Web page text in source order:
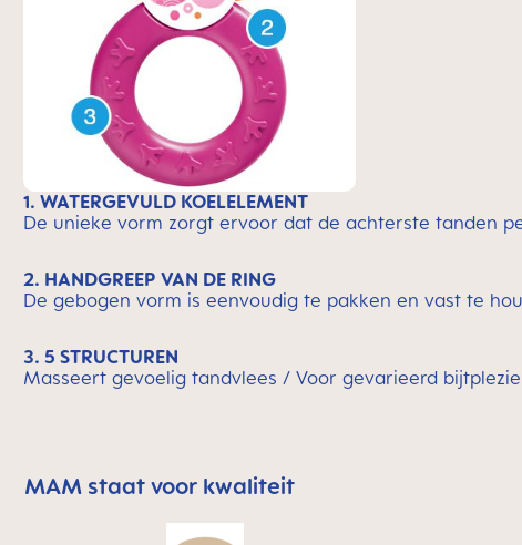
1. WATERGEVULD KOELELEMENT
De unieke vorm zorgt ervoor dat de achterste tanden
2. HANDGREEP VAN DE RING
De gebogen vorm is eenvoudig te pakken en vast te
3. 5 STRUCTUREN
Masseert gevoelig tandvlees / Voor gevarieerd
Skip MAM Means Quality Icon Bar
MAM staat voor kwaliteit